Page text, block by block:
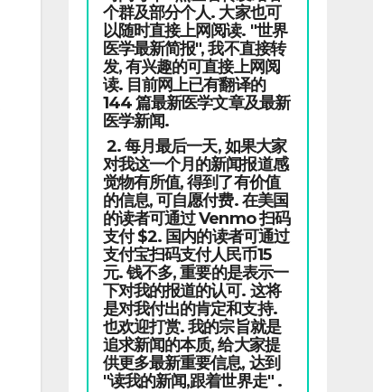
个群及部分个人. 大家也可
以随时直接上网阅读. "世界
医学最新简报", 我不直接转
发, 有兴趣的可直接上网阅
读. 目前网上已有翻译的
144 篇最新医学文章及最新
医学新闻.
2. 每月最后一天, 如果大家
对我这一个月的新闻报道感
觉物有所值, 得到了有价值
的信息, 可自愿付费. 在美国
的读者可通过 Venmo 扫码
支付 $2. 国内的读者可通过
支付宝扫码支付人民币15
元. 钱不多, 重要的是表示一
下对我的报道的认可. 这将
是对我付出的肯定和支持.
也欢迎打赏. 我的宗旨就是
追求新闻的本质, 给大家提
供更多最新重要信息, 达到
"读我的新闻,跟着世界走" .